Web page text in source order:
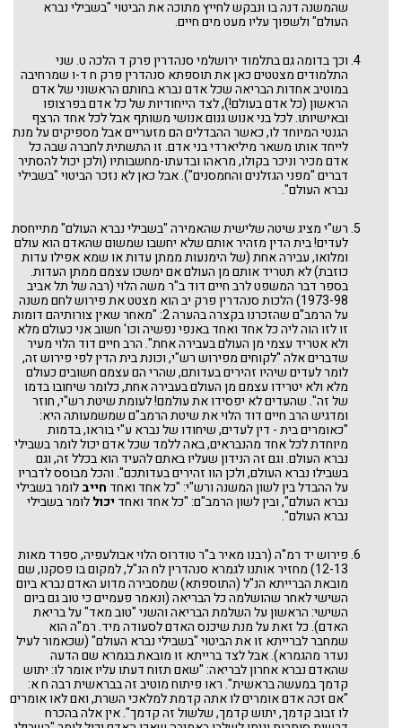
שהמשנה דנה בו ונבקש לחייץ מתוכה את הביטוי "בשבילי נברא
העולם" ולשפוך עליו מעט מים חיים.
וכך בדומה גם בתלמוד ירושלמי סנהדרין פרק ד הלכה ט. שני
התלמודים מצטטים כאן את תוספתא סנהדרין פרק ח ד-ו שמרחיבה
במוטיב אחדות הבריאה שכל אדם נברא בחותם הראשוני של אדם
הראשון (כל אדם בעולם!), לצד הייחודיות של כל אדם בפרצופו
ובאישיותו. לכל בני אנוש גנום אנושי משותף אבל לכל אחד הרצף
הגנטי המיוחד לו, כאשר ההבדלים הם מזעריים אבל מספיקים על מנת
לייחד אותו משאר מיליארדי בני אדם. זו התשתית לחברה שבה כל
אדם מכיר וניכר בקולו, מראהו ובדעתו-מחשבותיו (ולכן יכול להסתיר
דברים "מפני הגזלנים והחמסנים"). אבל כאן לא נזכר הביטוי "בשבילי
נברא העולם".
רש"י מציג שיטה שלישית שהאמירה "בשבילי נברא העולם" מתייחסת
לעדים! בית הדין מזהיר אותם שלא יחשבו שמשום שהאדם הוא עולם
ומלואו, עבירה אחת (של הימנעות ממתן עדות או שמא אפילו עדות
כוזבת) לא תטריד אותם מן העולם אם ימשכו עצמם ממתן העדות.
בספר דבר המשפט לרב חיים דוד ב"ר משה הלוי (רבה של תל אביב
1973-98) הלכות סנהדרין פרק יב הוא מצטט את פירוש לחם משנה
על הרמב"ם שהזכרנו בקצרה בהערה 2: "מאחר שאין צורותיהם דומות
זו לזו הוה ליה כל אחד ואחד באנפי נפשיה וכו' חשוב אני כעולם מלא
ולא אטריד עצמי מן העולם בעבירה אחת". הרב חיים דוד הלוי מעיר
שדברים אלה "לקוחים מפירוש רש"י, וכונת בית הדין לפי פירוש זה,
לומר לעדים שיהיו זהירים בעדותם, שהרי הם עצמם חשובים כעולם
מלא ולא יטרידו עצמם מן העולם בעבירה אחת, כלומר שיחובו בדמו
של זה". שהעדים לא יפסידו את עולמם! לעומת שיטת רש"י, חוזר
ומדגיש הרב חיים דוד הלוי את שיטת הרמב"ם שמשמעותה היא:
"כאומרים בית - דין לעדים, שיחודו של נברא ע"י בוראו, בדמות
מיוחדת לכל אחד מהנבראים, באה ללמד שכל אדם יכול לומר בשבילי
נברא העולם. וגם זה הנידון שעליו באתם להעיד הוא בכלל זה, וגם
בשבילו נברא העולם, ולכן הוו זהירים בעדותכם". והכל מבוסס לדבריו
על ההבדל בין לשון המשנה ורש"י: "כל אחד ואחד חייבלומר בשבילי
נברא העולם", ובין לשון הרמב"ם: "כל אחד ואחד יכוללומר בשבילי
נברא העולם".
פירוש יד רמ"ה (רבנו מאיר ב"ר טודרוס הלוי אבולעפיה, ספרד מאות
12-13) מחזיר אותנו לגמרא סנהדרין לח הנ"ל, למקום בו פסקנו, שם
מובאת הברייתא הנ"ל (התוספתא) שמסבירה מדוע האדם נברא ביום
השישי לאחר שהושלמה כל הבריאה (ונאמר פעמיים כי טוב גם ביום
השישי: הראשון על השלמת הבריאה והשני "טוב מאד" על בריאת
האדם). כל זאת על מנת שיכנס האדם לסעודה מיד. רמ"ה הוא
שמחבר לברייתא זו את הביטוי "בשבילי נברא העולם" (שכאמור לעיל
נעדר מהגמרא). אבל לצד ברייתא זו מובאת בגמרא שם הדעה
שהאדם נברא אחרון לבריאה: "שאם תזוח דעתו עליו אומר לו: יתוש
קדמך במעשה בראשית". ראו פיתוח מוטיב זה בבראשית רבה ח א:
"אם זכה אדם אומרים לו אתה קדמת למלאכי השרת, ואם לאו אומרים
לו זבוב קדמך, יתוש קדמך, שלשול זה קדמך". אין אלה בהכרח